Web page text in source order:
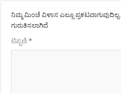
ನಿಮ್ಮ ಮಿಂಚೆ ವಿಳಾಸ ಎಲ್ಲೂ ಪ್ರಕಟವಾಗುವುದಿಲ್ಲ.
ಗುರುತಿಸಲಾಗಿದೆ
ಟಿಪ್ಪಣಿ*